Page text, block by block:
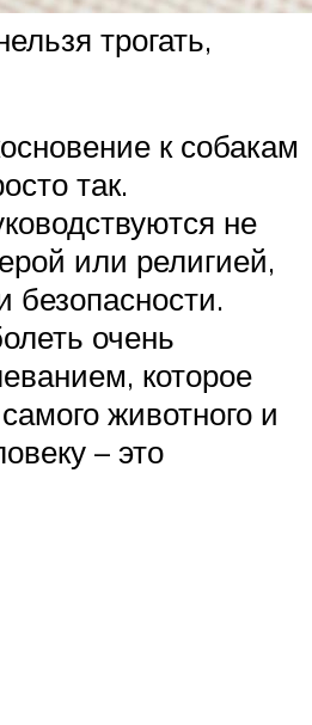
трогать,
к собакам
так.
не
или религией,
безопасности.
очень
которое
животного и
– это